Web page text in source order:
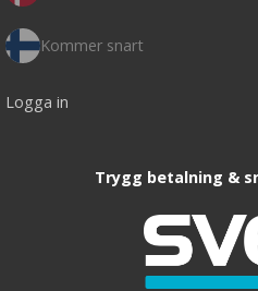
Kommer snart
Logga in
Trygg betalning &